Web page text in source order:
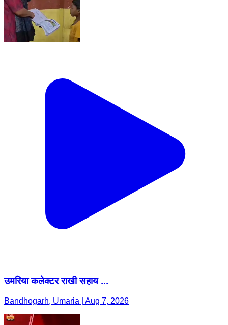
उमरिया कलेक्टर राखी सहाय ...
Bandhogarh, Umaria | Aug 7, 2026